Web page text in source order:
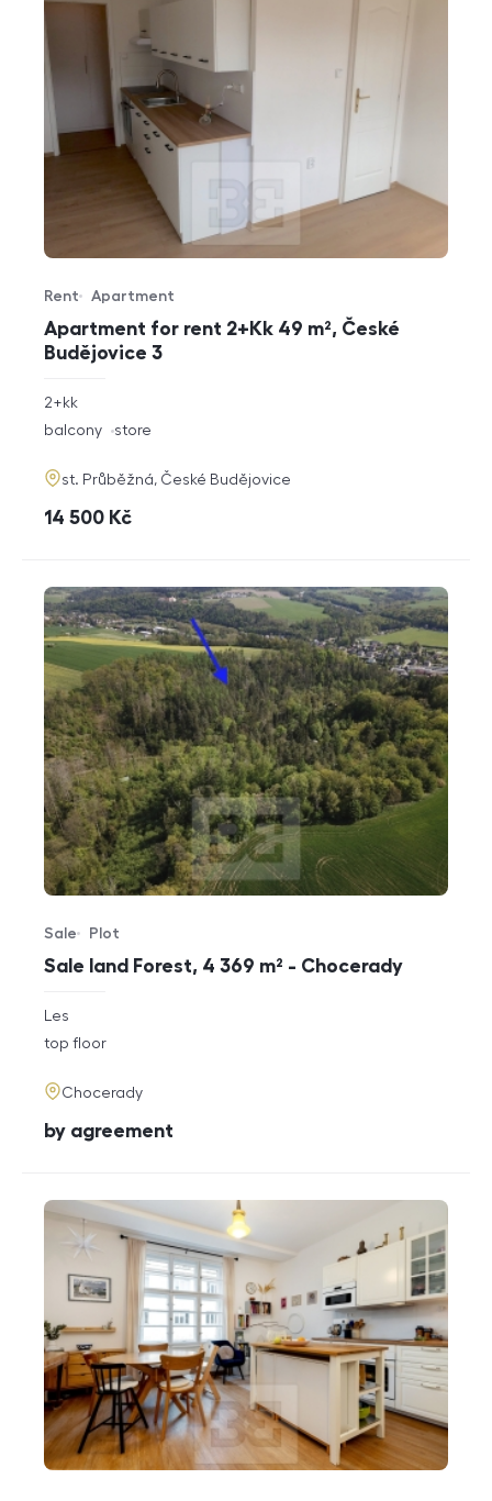
Apartment for rent 2+Kk 49 m², České
Budějovice 3
Offer type
Rent
Property type
Apartment
rozměry
2+kk
funkce
balcony store
adresa
st. Průběžná, České Budějovice
cena
14 500 Kč
Sale land Forest, 4 369 m² - Chocerady
Offer type
Sale
Property type
Plot
rozměry
Les
funkce
top floor
adresa
Chocerady
cena
by agreement